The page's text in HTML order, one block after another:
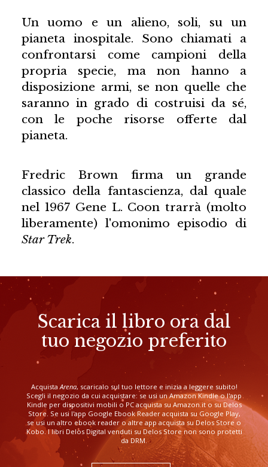
Un uomo e un alieno, soli, su un
pianeta inospitale. Sono chiamati a
confrontarsi come campioni della
propria specie, ma non hanno a
disposizione armi, se non quelle che
saranno in grado di costruisi da sé,
con le poche risorse offerte dal
pianeta.
Fredric Brown firma un grande
classico della fantascienza, dal quale
nel 1967 Gene L. Coon trarrà (molto
liberamente) l'omonimo episodio di
Star Trek.
Scarica il libro ora dal
tuo negozio preferito
AcquistaArena, scaricalo sul tuo lettore e inizia a leggere subito!
Scegli il negozio da cui acquistare: se usi un Amazon Kindle o l'app
Kindle per dispositivi mobili o PC acquista su Amazon.it o su Delos
Store. Se usi l'app Google Ebook Reader acquista su Google Play,
se usi un altro ebook reader o altre app acquista su Delos Store o
Kobo. I libri Delos Digital venduti su Delos Store non sono protetti
da DRM.